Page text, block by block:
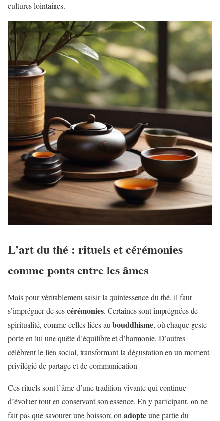
cultures lointaines.
L’art du thé : rituels et cérémonies
comme ponts entre les âmes
Mais pour véritablement saisir la quintessence du thé, il faut
s’imprégner de sescérémonies. Certaines sont imprégnées de
spiritualité, comme celles liées au bouddhisme, où chaque geste
porte en lui une quête d’équilibre et d’harmonie. D’autres
célèbrent le lien social, transformant la dégustation en un moment
privilégié de partage et de communication.
Ces rituels sont l’âme d’une tradition vivante qui continue
d’évoluer tout en conservant son essence. En y participant, on ne
fait pas que savourer une boisson; on adopteune partie du